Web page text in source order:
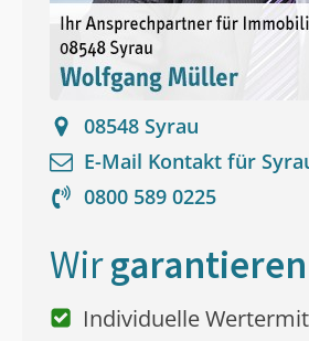
08548 Syrau
E-Mail Kontakt für
0800 589 0225
Wirgarantieren
Individuelle